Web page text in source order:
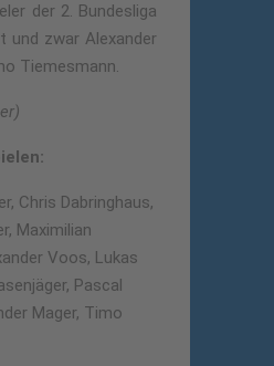
der 2. Bundesliga
und zwar Alexander
Tiemesmann.
Chris Dabringhaus,
Maximilian
Voos, Lukas
Pascal
Mager, Timo